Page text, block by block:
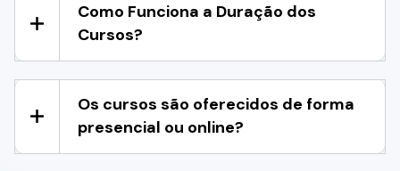
Como Funciona a Duração dos
Cursos?
Os cursos são oferecidos de forma
presencial ou online?